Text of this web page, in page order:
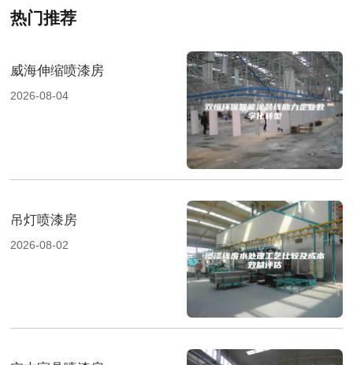
热门推荐
威海伸缩喷漆房
2026-08-04
吊灯喷漆房
2026-08-02